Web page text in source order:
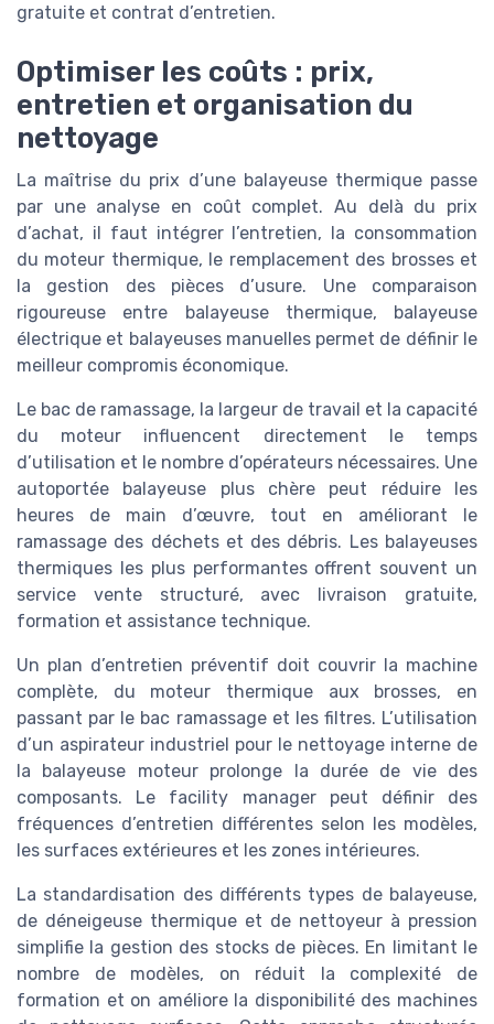
gratuite et contrat d’entretien.
Optimiser les coûts : prix,
entretien et organisation du
nettoyage
La maîtrise du prix d’une balayeuse thermique passe
par une analyse en coût complet. Au delà du prix
d’achat, il faut intégrer l’entretien, la consommation
du moteur thermique, le remplacement des brosses et
la gestion des pièces d’usure. Une comparaison
rigoureuse entre balayeuse thermique, balayeuse
électrique et balayeuses manuelles permet de définir le
meilleur compromis économique.
Le bac de ramassage, la largeur de travail et la capacité
du moteur influencent directement le temps
d’utilisation et le nombre d’opérateurs nécessaires. Une
autoportée balayeuse plus chère peut réduire les
heures de main d’œuvre, tout en améliorant le
ramassage des déchets et des débris. Les balayeuses
thermiques les plus performantes offrent souvent un
service vente structuré, avec livraison gratuite,
formation et assistance technique.
Un plan d’entretien préventif doit couvrir la machine
complète, du moteur thermique aux brosses, en
passant par le bac ramassage et les filtres. L’utilisation
d’un aspirateur industriel pour le nettoyage interne de
la balayeuse moteur prolonge la durée de vie des
composants. Le facility manager peut définir des
fréquences d’entretien différentes selon les modèles,
les surfaces extérieures et les zones intérieures.
La standardisation des différents types de balayeuse,
de déneigeuse thermique et de nettoyeur à pression
simplifie la gestion des stocks de pièces. En limitant le
nombre de modèles, on réduit la complexité de
formation et on améliore la disponibilité des machines